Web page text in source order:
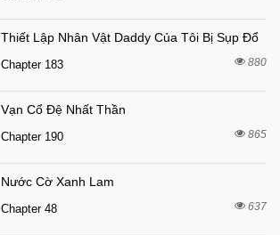
2 tháng trước
2 tháng trước
2 tháng trước
2 tháng trước
Thiết Lập Nhân Vật Daddy Của Tôi Bị Sụp Đổ
Chapter 183 880
Vạn Cổ Đệ Nhất Thần
Chapter 190 865
Nước Cờ Xanh Lam
Chapter 48 637